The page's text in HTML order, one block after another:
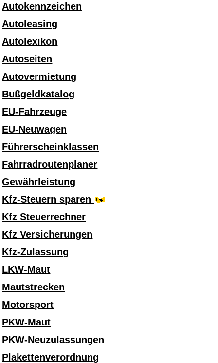
Autokennzeichen
Autoleasing
Autolexikon
Autoseiten
Autovermietung
Bußgeldkatalog
EU-Fahrzeuge
EU-Neuwagen
Führerscheinklassen
Fahrradroutenplaner
Gewährleistung
Kfz-Steuern sparen
Kfz Steuerrechner
Kfz Versicherungen
Kfz-Zulassung
LKW-Maut
Mautstrecken
Motorsport
PKW-Maut
PKW-Neuzulassungen
Plakettenverordnung